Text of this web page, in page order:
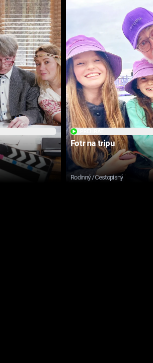
Fotr na tripu
Rodinný / Cestopisný